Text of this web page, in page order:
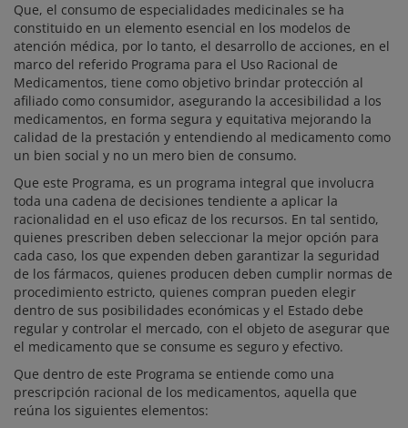
Que, el consumo de especialidades medicinales se ha
constituido en un elemento esencial en los modelos de
atención médica, por lo tanto, el desarrollo de acciones, en el
marco del referido Programa para el Uso Racional de
Medicamentos, tiene como objetivo brindar protección al
afiliado como consumidor, asegurando la accesibilidad a los
medicamentos, en forma segura y equitativa mejorando la
calidad de la prestación y entendiendo al medicamento como
un bien social y no un mero bien de consumo.
Que este Programa, es un programa integral que involucra
toda una cadena de decisiones tendiente a aplicar la
racionalidad en el uso eficaz de los recursos. En tal sentido,
quienes prescriben deben seleccionar la mejor opción para
cada caso, los que expenden deben garantizar la seguridad
de los fármacos, quienes producen deben cumplir normas de
procedimiento estricto, quienes compran pueden elegir
dentro de sus posibilidades económicas y el Estado debe
regular y controlar el mercado, con el objeto de asegurar que
el medicamento que se consume es seguro y efectivo.
Que dentro de este Programa se entiende como una
prescripción racional de los medicamentos, aquella que
reúna los siguientes elementos: